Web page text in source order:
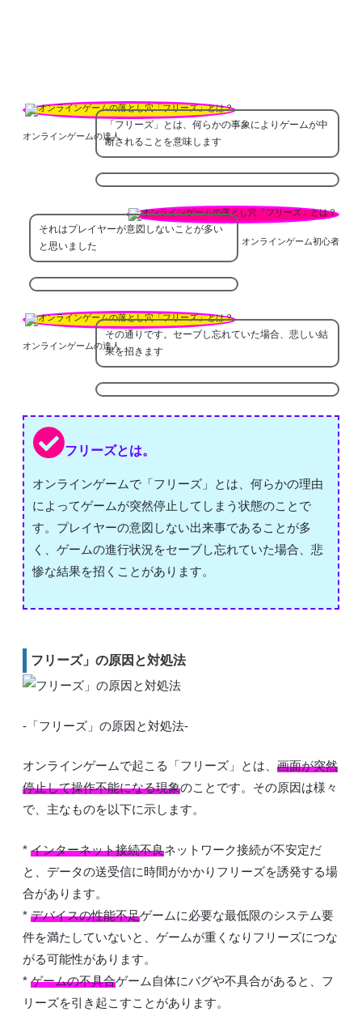
オンラインゲームの達人
「フリーズ」とは、何らかの事象によりゲームが中
断されることを意味します
オンラインゲーム初心者
それはプレイヤーが意図しないことが多い
と思いました
オンラインゲームの達人
その通りです。セーブし忘れていた場合、悲しい結
果を招きます
フリーズとは。
オンラインゲームで「フリーズ」とは、何らかの理由
によってゲームが突然停止してしまう状態のことで
す。プレイヤーの意図しない出来事であることが多
く、ゲームの進行状況をセーブし忘れていた場合、悲
惨な結果を招くことがあります。
フリーズ」の原因と対処法
-「フリーズ」の原因と対処法-
オンラインゲームで起こる「フリーズ」とは、 画面が突然
停止して操作不能になる現象のことです。その原因は様々
で、主なものを以下に示します。
* インターネット接続不良ネットワーク接続が不安定だ
と、データの送受信に時間がかかりフリーズを誘発する場
合があります。
* デバイスの性能不足ゲームに必要な最低限のシステム要
件を満たしていないと、ゲームが重くなりフリーズにつな
がる可能性があります。
* ゲームの不具合ゲーム自体にバグや不具合があると、フ
リーズを引き起こすことがあります。